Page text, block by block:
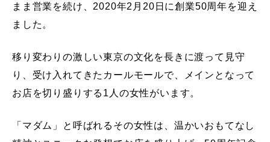
まま営業を続け、2020年2月20日に創業50周年を迎え
ました。
移り変わりの激しい東京の文化を長きに渡って見守
り、受け入れてきたカールモールで、メインとなって
お店を切り盛りする1人の女性がいます。
「マダム」と呼ばれるその女性は、温かいおもてなし